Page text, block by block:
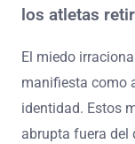
los atletas
El miedo
manifiesta como
identidad. Estos
abrupta fuera del